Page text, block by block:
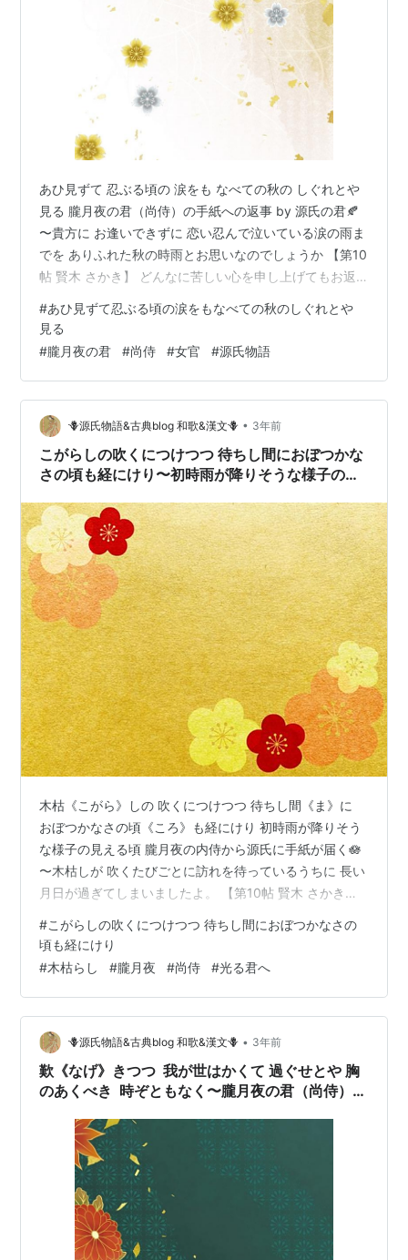
あひ見ずて 忍ぶる頃の 涙をも なべての秋の しぐれとや
見る 朧月夜の君（尚侍）の手紙への返事 by 源氏の君🍂
〜貴方に お逢いできずに 恋い忍んで泣いている涙の雨ま
でを ありふれた秋の時雨とお思いなのでしょうか 【第10
帖 賢木 さかき】 どんなに苦しい心を申し上げてもお返
いり込んでいたのです。 あひ見ずて 忍ぶる頃の 涙をも
なべての秋の しぐれとや見る 心が通うものでしたなら、
見えないでしょう。 などと情熱のある文字が列《つら》
#あひ見ずて忍ぶる頃の涙をもなべての秋のしぐれとや
見る
#朧月夜の君 #尚侍 #女官 #源氏物語
🪻源氏物語&古典blog 和歌&漢文🪻 • 3年前
こがらしの吹くにつけつつ 待ちし間におぼつかな
さの頃も経にけり〜初時雨が降りそうな様子の見
木枯《こがら》しの 吹くにつけつつ 待ちし間《ま》に
おぼつかなさの頃《ころ》も経にけり 初時雨が降りそう
な様子の見える頃 朧月夜の内侍から源氏に手紙が届く🪷
〜木枯しが 吹くたびごとに訪れを待っているうちに 長い
月日が過ぎてしまいましたよ。 【第10帖 賢木 さかき】
へ教えて行こうとあそばすのであるが、 深くもお心には
いっていないらしいのを哀れにお思いになった。 平生は
ばすまで起きていようと思召すらしい。 御自身を残して
るが、 さすがに…
#こがらしの吹くにつけつつ 待ちし間におぼつかなさの
頃も経にけり
#木枯らし #朧月夜 #尚侍 #光る君へ
🪻源氏物語&古典blog 和歌&漢文🪻 • 3年前
歎《なげ》きつつ 我が世はかくて 過ぐせとや 胸
のあくべき 時ぞともなく〜朧月夜の君（尚侍）と